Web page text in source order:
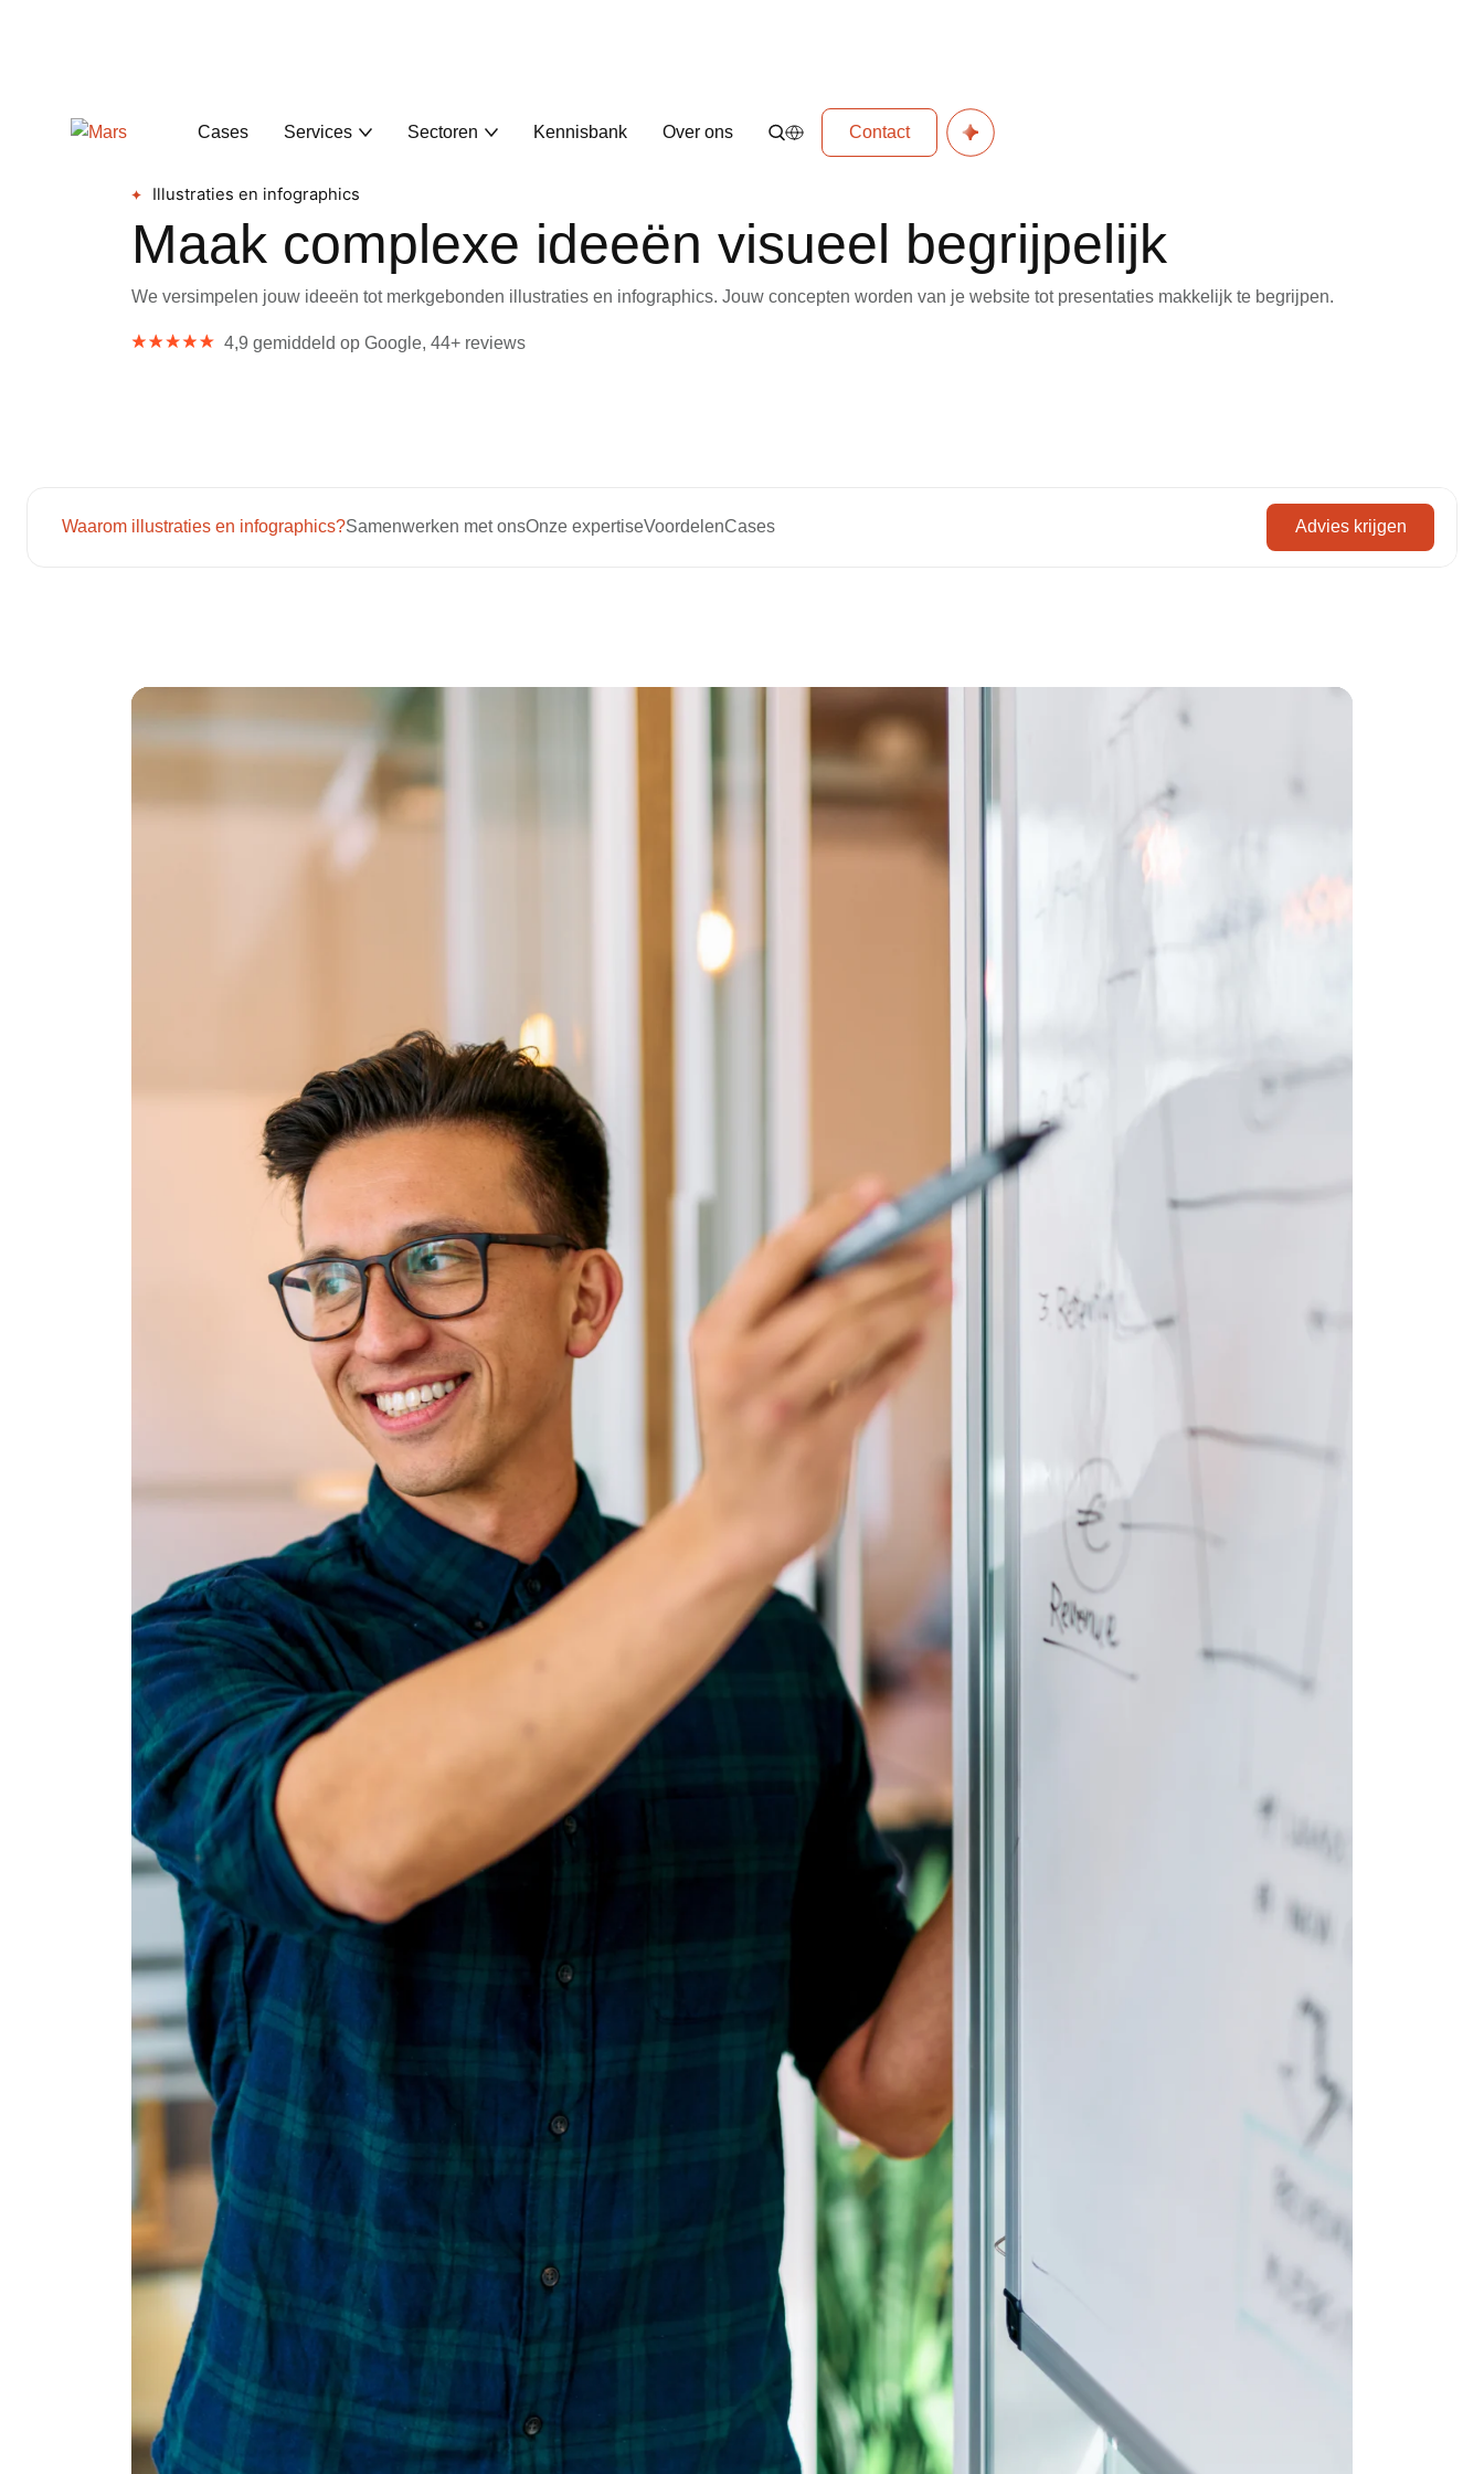
Cases Services Sectoren Kennisbank Over ons Contact
Illustraties en infographics
Maak complexe ideeën visueel begrijpelijk
We versimpelen jouw ideeën tot merkgebonden illustraties en infographics. Jouw concepten worden van je website tot presentaties makkelijk te begrijpen.
4,9 gemiddeld op Google, 44+ reviews
Waarom illustraties en infographics?Samenwerken met onsOnze expertiseVoordelenCases Advies krijgen
DUTCH
Verantwoord gebruik van uw gegevens
Wij en onze partners gebruiken cookies en vergelijkbare technologieën om informatie op uw
apparaat op te slaan en te openen en om persoonsgegevens te verwerken, zoals uw IP-adres, unieke
identificatoren en browsegegevens, voor gepersonaliseerde advertenties en content, meting van
advertenties en content, doelgroepinzichten en verbetering van diensten.Externe leveranciers (2)
kunnen uw gegevens ook verwerken voor deze en andere doeleinden, waaronder het gebruik van